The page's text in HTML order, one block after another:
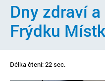
Dny zdraví
Frýdku
Délka čtení: 22 sec.